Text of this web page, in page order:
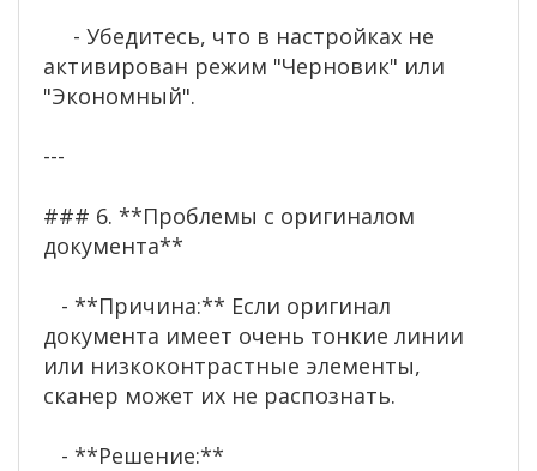
- Убедитесь, что в настройках не
активирован режим "Черновик" или
"Экономный".
---
### 6. **Проблемы с оригиналом
документа**
- **Причина:** Если оригинал
документа имеет очень тонкие линии
или низкоконтрастные элементы,
сканер может их не распознать.
- **Решение:**